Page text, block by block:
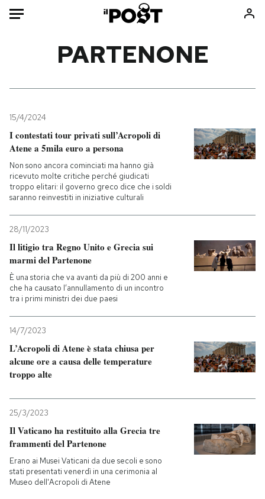
Mondo
Politica
Tecnologia
Internet
Scienza
Cultura
Economia
Consumismi
Ok Boomer!
Media
Altrecose
PODCAST
NEWSLETTER
I MIEI PREFERITI
CALENDARIO
AREA PERSONALE
PARTENONE
15/4/2024
I contestati tour privati sull’Acropoli di
Atene a 5mila euro a persona
Non sono ancora cominciati ma hanno già
ricevuto molte critiche perché giudicati
troppo elitari: il governo greco dice che i soldi
saranno reinvestiti in iniziative culturali
28/11/2023
Il litigio tra Regno Unito e Grecia sui
marmi del Partenone
È una storia che va avanti da più di 200 anni e
che ha causato l’annullamento di un incontro
tra i primi ministri dei due paesi
14/7/2023
L’Acropoli di Atene è stata chiusa per
alcune ore a causa delle temperature
troppo alte
25/3/2023
Il Vaticano ha restituito alla Grecia tre
frammenti del Partenone
Erano ai Musei Vaticani da due secoli e sono
stati presentati venerdì in una cerimonia al
Museo dell'Acropoli di Atene